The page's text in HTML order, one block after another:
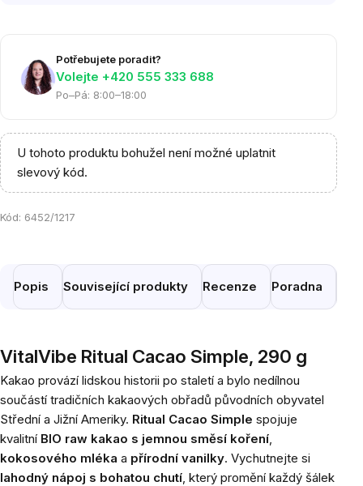
Potřebujete poradit?
Volejte ‭+420 555 333 688
Po–Pá: 8:00–18:00
U tohoto produktu bohužel není možné uplatnit
slevový kód.
Kód: 6452/1217
Popis Související produkty Recenze Poradna
VitalVibe Ritual Cacao Simple, 290 g
Kakao provází lidskou historii po staletí a bylo nedílnou
součástí tradičních kakaových obřadů původních obyvatel
Střední a Jižní Ameriky. Ritual Cacao Simple spojuje
kvalitní BIO raw kakao s jemnou směsí koření,
kokosového mléka a přírodní vanilky. Vychutnejte si
lahodný nápoj s bohatou chutí, který promění každý šálek